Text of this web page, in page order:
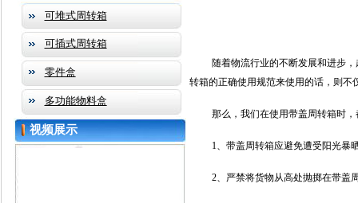
可堆式周转箱
可插式周转箱
零件盒
多功能物料盒
视频展示
随着物流行业的不断发展和进步
转箱的正确使用规范来使用的话，则不
那么，我们在使用带盖周转箱时
1、带盖周转箱应避免遭受阳光暴
2、严禁将货物从高处抛掷在带盖